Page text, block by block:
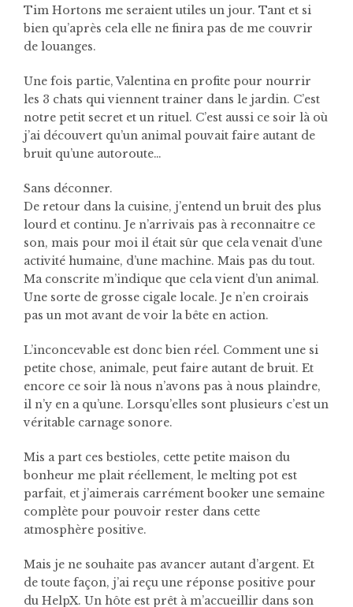
Tim Hortons me seraient utiles un jour. Tant et si
bien qu’après cela elle ne finira pas de me couvrir
de louanges.
Une fois partie, Valentina en profite pour nourrir
les 3 chats qui viennent trainer dans le jardin. C’est
notre petit secret et un rituel. C’est aussi ce soir là où
j’ai découvert qu’un animal pouvait faire autant de
bruit qu’une autoroute…
Sans déconner.
De retour dans la cuisine, j’entend un bruit des plus
lourd et continu. Je n’arrivais pas à reconnaitre ce
son, mais pour moi il était sûr que cela venait d’une
activité humaine, d’une machine. Mais pas du tout.
Ma conscrite m’indique que cela vient d’un animal.
Une sorte de grosse cigale locale. Je n’en croirais
pas un mot avant de voir la bête en action.
L’inconcevable est donc bien réel. Comment une si
petite chose, animale, peut faire autant de bruit. Et
encore ce soir là nous n’avons pas à nous plaindre,
il n’y en a qu’une. Lorsqu’elles sont plusieurs c’est un
véritable carnage sonore.
Mis a part ces bestioles, cette petite maison du
bonheur me plait réellement, le melting pot est
parfait, et j’aimerais carrément booker une semaine
complète pour pouvoir rester dans cette
atmosphère positive.
Mais je ne souhaite pas avancer autant d’argent. Et
de toute façon, j’ai reçu une réponse positive pour
du HelpX. Un hôte est prêt à m’accueillir dans son